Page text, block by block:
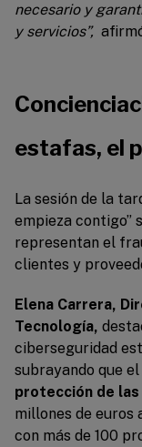
necesario y
y servicios”,
estafas, el
La sesión de la
empieza contigo”
representan el
clientes y
Elena Carrera,
Tecnología,
ciberseguridad
subrayando que
protección de
millones de euros
con más de 100